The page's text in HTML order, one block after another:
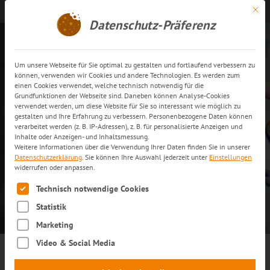
Kontakt aufnehmen
Maßgefertigte Logistik für
Ihre Branche
ANGEBOT ANFORDERN
MEHR ERFAHREN
trans-o-flex: das sind mehr als fünf Jahrzehnte
Mit
Datenschutz-Präferenz
Um unsere Webseite für Sie optimal zu gestalten und fortlaufend verbessern zu
können, verwenden wir Cookies und andere Technologien. Es werden zum
einen Cookies verwendet, welche technisch notwendig für die
Grundfunktionen der Webseite sind. Daneben können Analyse-Cookies
verwendet werden, um diese Website für Sie so interessant wie möglich zu
gestalten und Ihre Erfahrung zu verbessern. Personenbezogene Daten können
verarbeitet werden (z. B. IP-Adressen), z. B. für personalisierte Anzeigen und
Inhalte oder Anzeigen- und Inhaltsmessung.
Weitere Informationen über die Verwendung Ihrer Daten finden Sie in unserer
Datenschutzerklärung. Sie können Ihre Auswahl jederzeit unter Einstellungen
widerrufen oder anpassen.
Es folgt eine Liste der Service-Gruppen, für die eine
Technisch notwendige Cookies
Statistik
Marketing
Video & Social Media